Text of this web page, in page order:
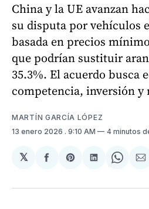
China y la UE avanzan
su disputa por vehículos
basada en precios
que podrían sustituir
35.3%. El acuerdo busca
competencia, inversión y
MARTÍN GARCÍA LÓPEZ
13 enero 2026 . 9:10 AM 4 minutos
𝕏
Compartir
Facebook
Share
Pinterest
Compartir
LinkedIn
Share